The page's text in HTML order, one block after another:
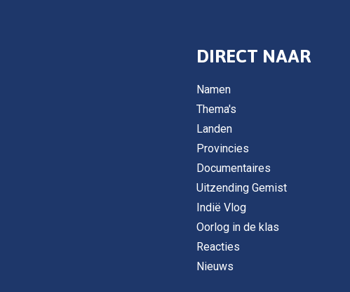
DIRECT NAAR
Namen
Thema's
Landen
Provincies
Documentaires
Uitzending Gemist
Indië Vlog
Oorlog in de klas
Reacties
Nieuws